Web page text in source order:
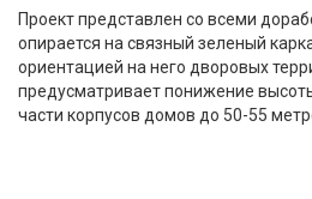
Проект представлен со всеми
опирается на связный зеленый
ориентацией на него дворовых
предусматривает понижение
части корпусов домов до 50-55